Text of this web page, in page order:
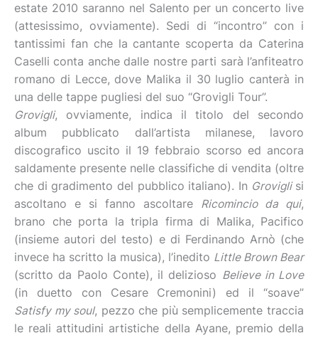
estate 2010 saranno nel Salento per un concerto live
(attesissimo, ovviamente). Sedi di “incontro” con i
tantissimi fan che la cantante scoperta da Caterina
Caselli conta anche dalle nostre parti sarà l’anfiteatro
romano di Lecce, dove Malika il 30 luglio canterà in
una delle tappe pugliesi del suo “Grovigli Tour”.
Grovigli, ovviamente, indica il titolo del secondo
album pubblicato dall’artista milanese, lavoro
discografico uscito il 19 febbraio scorso ed ancora
saldamente presente nelle classifiche di vendita (oltre
che di gradimento del pubblico italiano). In Grovigli si
ascoltano e si fanno ascoltare Ricomincio da qui,
brano che porta la tripla firma di Malika, Pacifico
(insieme autori del testo) e di Ferdinando Arnò (che
invece ha scritto la musica), l’inedito Little Brown Bear
(scritto da Paolo Conte), il delizioso Believe in Love
(in duetto con Cesare Cremonini) ed il “soave”
Satisfy my soul, pezzo che più semplicemente traccia
le reali attitudini artistiche della Ayane, premio della